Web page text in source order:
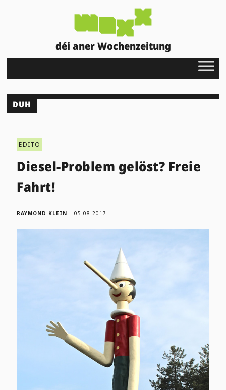
déi aner Wochenzeitung
DUH
EDITO
Diesel-Problem gelöst? Freie
Fahrt!
RAYMOND KLEIN 05.08.2017